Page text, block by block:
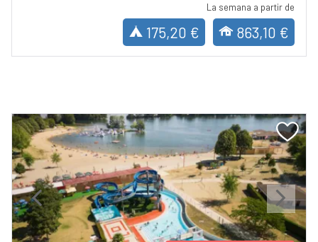
La semana a partir de
175,20 € 863,10 €
Previous Next